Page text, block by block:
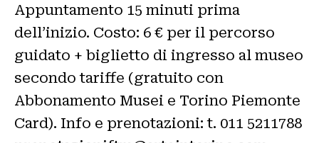
Appuntamento 15 minuti prima
dell’inizio. Costo: 6 € per il percorso
guidato + biglietto di ingresso al museo
secondo tariffe (gratuito con
Abbonamento Musei e Torino Piemonte
Card). Info e prenotazioni: t. 011 5211788